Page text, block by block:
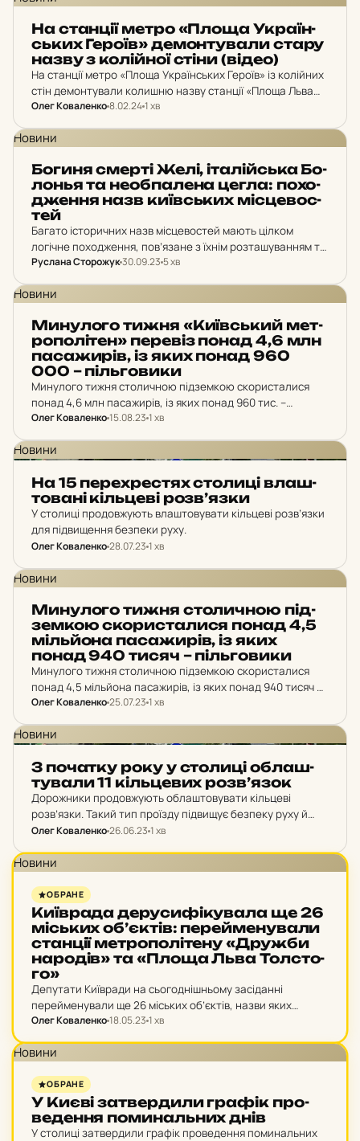
На стан­ції метро «Площа Ук­ра­їн­
ських Героїв» де­мон­ту­ва­ли стару
назву з ко­лій­ної стіни (відео)
На станції метро «Площа Українських Героїв» із колійних
стін демонтували колишню назву станції «Площа Льва
Толстого».
Олег Коваленко8.02.241 хв
Новини
Богиня смерті Желі, іта­лій­ська Бо­
лонья та не­об­па­ле­на цегла: по­хо­
джен­ня назв ки­їв­ських міс­це­вос­
тей
Багато історичних назв місцевостей мають цілком
логічне походження, пов’язане з їхнім розташуванням та
особливостями. Наприклад, район Печерськ у Києві
через його розташування…
Руслана Сторожук30.09.23 5 хв
Новини
Ми­ну­ло­го тижня «Ки­їв­ський мет­
ро­по­лі­тен» пе­ре­віз понад 4,6 млн
па­са­жи­рів, із яких понад 960
000 – піль­го­ви­ки
Минулого тижня столичною підземкою скористалися
понад 4,6 млн пасажирів, із яких понад 960 тис. –
пільговики.
Олег Коваленко15.08.23 1 хв
Новини
На 15 пе­рех­рес­тях сто­ли­ці влаш­
то­ва­ні кіль­це­ві роз­в’яз­ки
У столиці продовжують влаштовувати кільцеві розв’язки
для підвищення безпеки руху.
Олег Коваленко28.07.23 1 хв
Новини
Ми­ну­ло­го тижня сто­лич­ною пі­д­
зем­кою ско­рис­та­ли­ся понад 4,5
міль­йо­на па­са­жи­рів, із яких
понад 940 тисяч – піль­го­ви­ки
Минулого тижня столичною підземкою скористалися
понад 4,5 мільйона пасажирів, із яких понад 940 тисяч –
пільговики.
Олег Коваленко25.07.23 1 хв
Новини
З по­чат­ку року у сто­ли­ці об­лаш­
ту­ва­ли 11 кіль­це­вих роз­в’я­зок
Дорожники продовжують облаштовувати кільцеві
розв’язки. Такий тип проїзду підвищує безпеку руху й
має більшу пропускну спроможність.
Олег Коваленко26.06.23 1 хв
Новини
ОБРАНЕ
Ки­їв­ра­да де­ру­си­фі­ку­ва­ла ще 26
місь­ких об’єк­тів: пе­рей­ме­ну­ва­ли
стан­ції мет­ро­по­лі­те­ну «Дружби
на­ро­дів» та «Площа Льва Тол­сто­
го»
Депутати Київради на сьогоднішньому засіданні
перейменували ще 26 міських об’єктів, назви яких
пов’язані з росією та радянським минулим. Зокрема,
народів» на станцію «
Олег Коваленко18.05.23 1 хв
Новини
ОБРАНЕ
У Києві зат­вер­ди­ли графік про­
ве­ден­ня по­ми­наль­них днів
У столиці затвердили графік проведення поминальних